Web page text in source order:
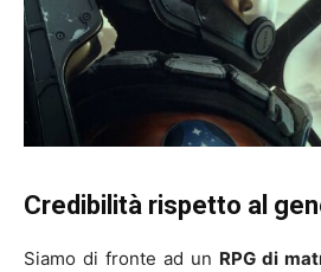
Credibilità rispetto al
Siamo di fronte ad un RPG di